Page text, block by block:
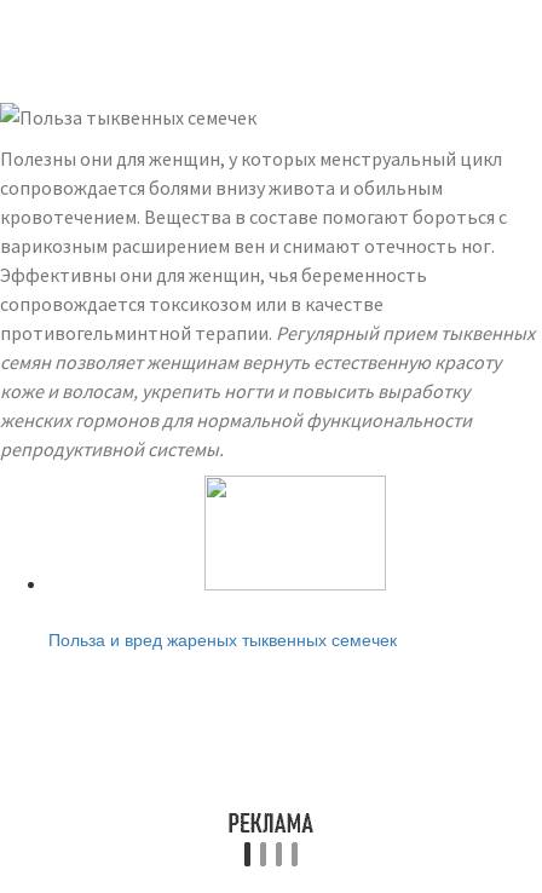
Полезны они для женщин, у которых менструальный цикл
сопровождается болями внизу живота и обильным
кровотечением. Вещества в составе помогают бороться с
варикозным расширением вен и снимают отечность ног.
Эффективны они для женщин, чья беременность
сопровождается токсикозом или в качестве
противогельминтной терапии. Регулярный прием тыквенных
семян позволяет женщинам вернуть естественную красоту
коже и волосам, укрепить ногти и повысить выработку
женских гормонов для нормальной функциональности
репродуктивной системы.
Польза и вред жареных тыквенных семечек